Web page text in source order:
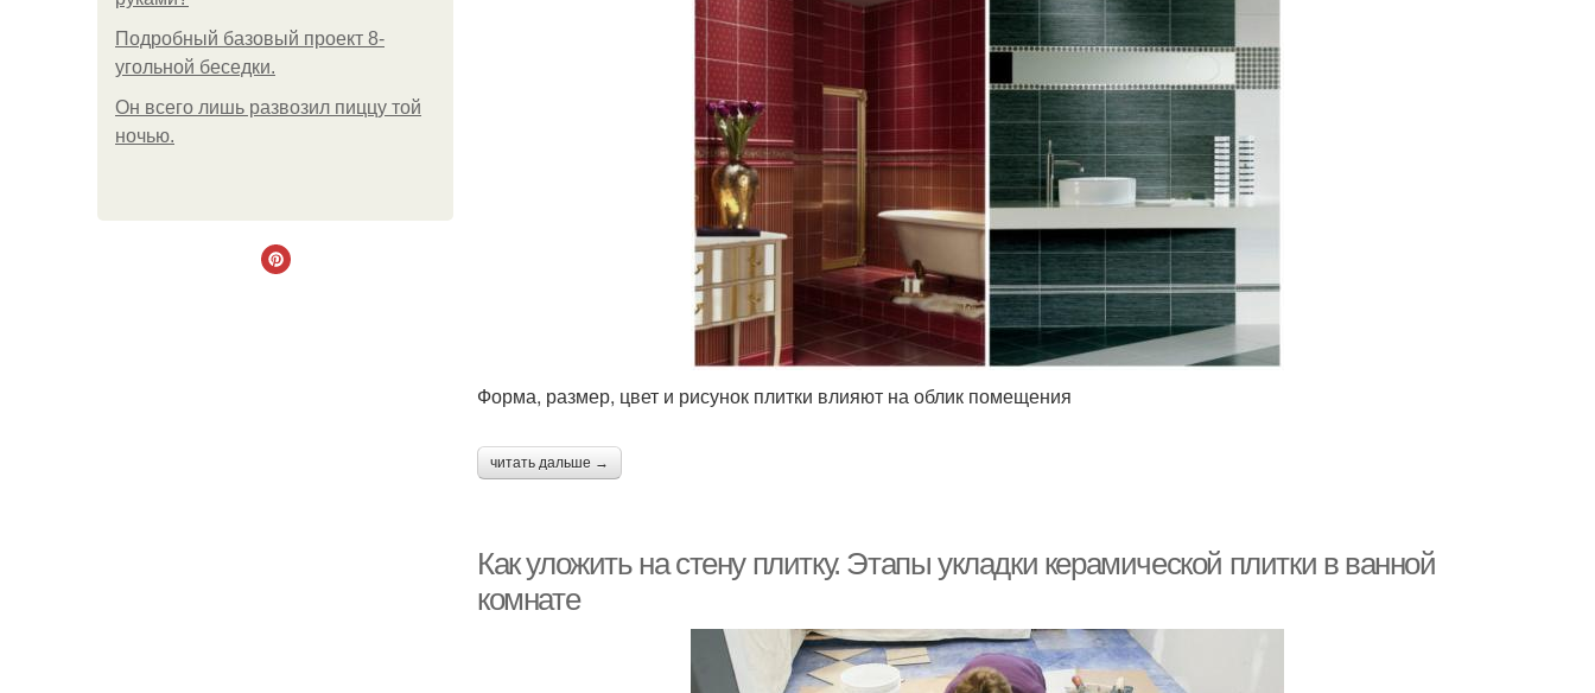
Подробный базовый проект 8-
угольной беседки.
Он всего лишь развозил пиццу той
ночью.
Форма, размер, цвет и рисунок плитки влияют на облик помещения
читать дальше →
Как уложить на стену плитку. Этапы укладки керамической плитки в ванной
комнате